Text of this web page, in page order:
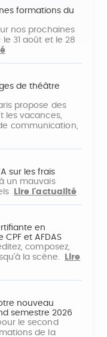
formations du
nos prochaines
31 août et le 28
de théâtre
propose des
les vacances,
communication,
sur les frais
un mauvais
Lire l'actualité
en
et AFDAS
composez,
la scène.
Lire
nouveau
semestre 2026
le second
de la